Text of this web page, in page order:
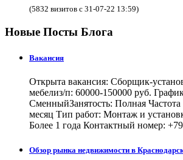
(5832 визитов с 31-07-22 13:59)
Новые Посты Блога
Вакансия
Открыта вакансия: Сборщик-
мебелиз/п: 60000-150000 руб.
СменныйЗанятость: Полная
месяц Тип работ: Монтаж и
Более 1 года Контактный номер:
Обзор рынка недвижимости в